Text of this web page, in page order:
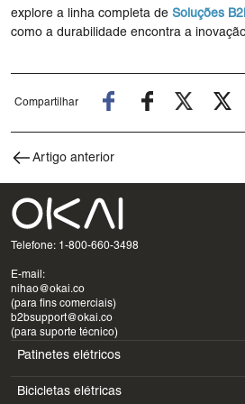
explore a linha completa de Soluções
como a durabilidade encontra a
Compartilhar
Artigo anterior
Telefone: 1-800-660-3498
E-mail:
nihao@okai.co
(para fins comerciais)
b2bsupport@okai.co
(para suporte técnico)
Patinetes elétricos
ES400A
Bicicletas elétricas